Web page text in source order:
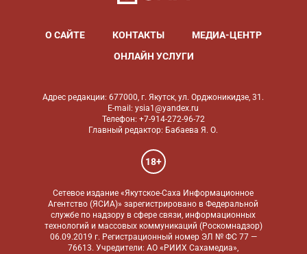
О САЙТЕ КОНТАКТЫ
МЕДИА-ЦЕНТР
ОНЛАЙН УСЛУГИ
Адрес редакции: 677000, г. Якутск, ул. Орджоникидзе, 31.
E-mail: ysia1@yandex.ru
Телефон: +7-914-272-96-72
Главный редактор: Бабаева Я. О.
18+
Сетевое издание «Якутское-Саха Информационное
Агентство (ЯСИА)» зарегистрировано в Федеральной
службе по надзору в сфере связи, информационных
технологий и массовых коммуникаций (Роскомнадзор)
06.09.2019 г. Регистрационный номер ЭЛ № ФС 77 —
76613. Учредители: АО «РИИХ Сахамедиа»,